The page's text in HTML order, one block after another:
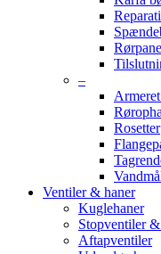
–
Rosetter
Ventiler & haner
Kuglehaner
Stopventiler
Aftapventiler